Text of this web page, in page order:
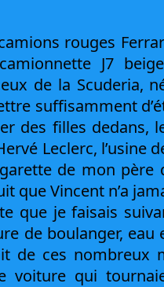
rouges
J7
de la Scuderia,
suffisamment
des filles dedans,
Leclerc, l’usine
de mon père
que Vincent n’a
que je faisais
de boulanger, eau
de ces nombreux
voiture qui